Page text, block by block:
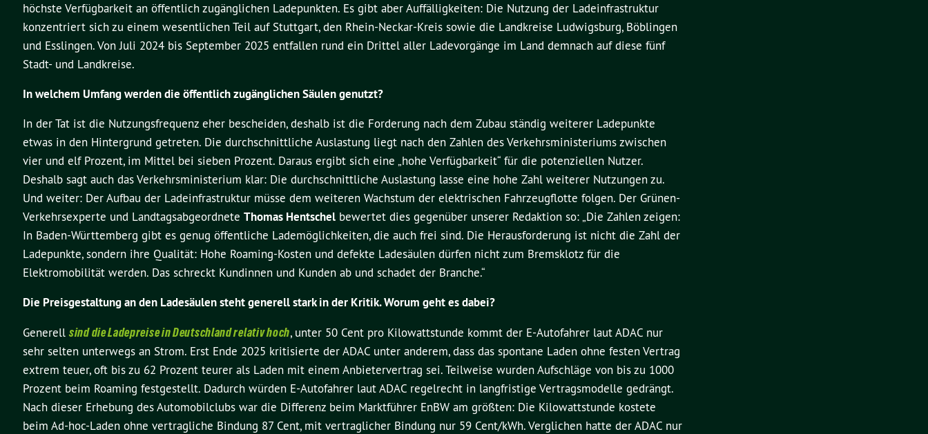
höchste Verfügbarkeit an öffentlich zugänglichen Ladepunkten. Es gibt aber Auffälligkeiten: Die Nutzung der Ladeinfrastruktur
konzentriert sich zu einem wesentlichen Teil auf Stuttgart, den Rhein-Neckar-Kreis sowie die Landkreise Ludwigsburg, Böblingen
und Esslingen. Von Juli 2024 bis September 2025 entfallen rund ein Drittel aller Ladevorgänge im Land demnach auf diese fünf
Stadt- und Landkreise.
In welchem Umfang werden die öffentlich zugänglichen Säulen genutzt?
In der Tat ist die Nutzungsfrequenz eher bescheiden, deshalb ist die Forderung nach dem Zubau ständig weiterer Ladepunkte
etwas in den Hintergrund getreten. Die durchschnittliche Auslastung liegt nach den Zahlen des Verkehrsministeriums zwischen
vier und elf Prozent, im Mittel bei sieben Prozent. Daraus ergibt sich eine „hohe Verfügbarkeit“ für die potenziellen Nutzer.
Deshalb sagt auch das Verkehrsministerium klar: Die durchschnittliche Auslastung lasse eine hohe Zahl weiterer Nutzungen zu.
Und weiter: Der Aufbau der Ladeinfrastruktur müsse dem weiteren Wachstum der elektrischen Fahrzeugflotte folgen. Der Grünen-
Verkehrsexperte und Landtagsabgeordnete Thomas Hentschel bewertet dies gegenüber unserer Redaktion so: „Die Zahlen zeigen:
In Baden-Württemberg gibt es genug öffentliche Lademöglichkeiten, die auch frei sind. Die Herausforderung ist nicht die Zahl der
Ladepunkte, sondern ihre Qualität: Hohe Roaming-Kosten und defekte Ladesäulen dürfen nicht zum Bremsklotz für die
Elektromobilität werden. Das schreckt Kundinnen und Kunden ab und schadet der Branche.“
Die Preisgestaltung an den Ladesäulen steht generell stark in der Kritik. Worum geht es dabei?
Generellsind die Ladepreise in Deutschland relativ hoch, unter 50 Cent pro Kilowattstunde kommt der E-Autofahrer laut ADAC nur
sehr selten unterwegs an Strom. Erst Ende 2025 kritisierte der ADAC unter anderem, dass das spontane Laden ohne festen Vertrag
extrem teuer, oft bis zu 62 Prozent teurer als Laden mit einem Anbietervertrag sei. Teilweise wurden Aufschläge von bis zu 1000
Prozent beim Roaming festgestellt. Dadurch würden E-Autofahrer laut ADAC regelrecht in langfristige Vertragsmodelle gedrängt.
Nach dieser Erhebung des Automobilclubs war die Differenz beim Marktführer EnBW am größten: Die Kilowattstunde kostete
beim Ad-hoc-Laden ohne vertragliche Bindung 87 Cent, mit vertraglicher Bindung nur 59 Cent/kWh. Verglichen hatte der ADAC nur